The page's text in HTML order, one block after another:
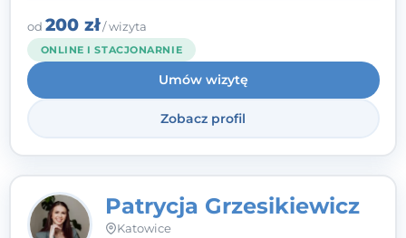
stronach.
od 200 zł/ wizyta
ONLINE I STACJONARNIE
Umów wizytę
Zobacz profil
Patrycja Grzesikiewicz
Katowice